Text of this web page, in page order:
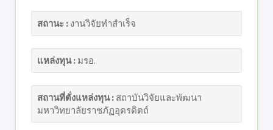
สถานะ : งานวิจัยทำสำเร็จ
แหล่งทุน : มรอ.
สถานที่ตั่งแหล่งทุน : สถาบันวิจัยและพัฒนา
มหาวิทยาลัยราชภัฏอุตรดิตถ์